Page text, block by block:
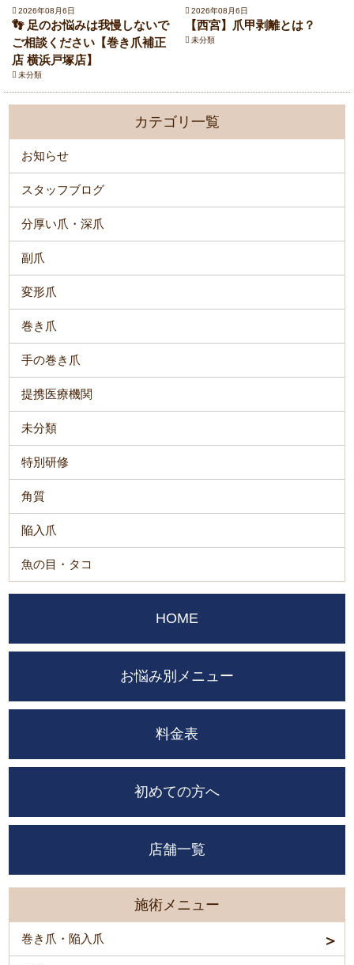
2026年08月6日
👣 足のお悩みは我慢しないで
ご相談ください【巻き爪補正
店 横浜戸塚店】
未分類
2026年08月6日
【西宮】爪甲剥離とは？
未分類
カテゴリ一覧
お知らせ
スタッフブログ
分厚い爪・深爪
副爪
変形爪
巻き爪
手の巻き爪
提携医療機関
未分類
特別研修
角質
陥入爪
魚の目・タコ
HOME
お悩み別メニュー
料金表
初めての方へ
店舗一覧
施術メニュー
巻き爪・陥入爪